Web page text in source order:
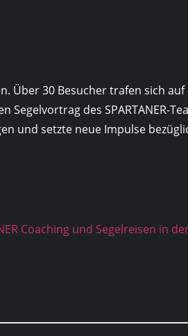
Über 30 Besucher trafen sich
des SPARTANER-
und setzte neue Impulse
Coaching und Segelreisen in